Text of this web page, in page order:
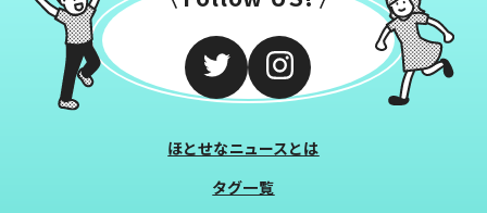
ほとせなニュースとは
タグ一覧